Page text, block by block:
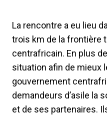
La rencontre a eu lieu
trois km de la frontière
centrafricain. En plus
situation afin de mieux
gouvernement
demandeurs d’asile la
et de ses partenaires.